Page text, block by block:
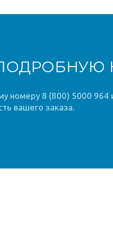
номеру 8 (800) 5000 964
вашего заказа.